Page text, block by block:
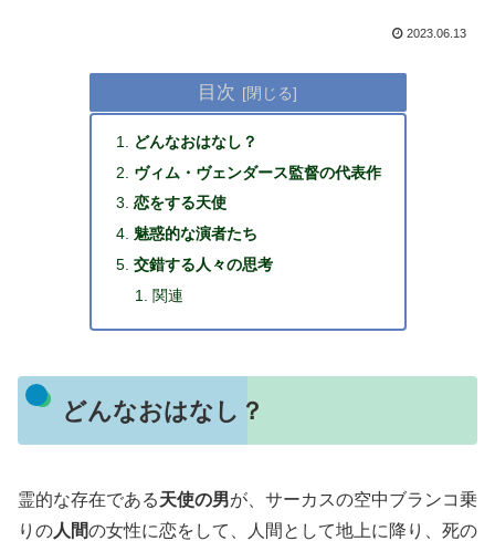
2023.06.13
目次
どんなおはなし？
ヴィム・ヴェンダース監督の代表作
恋をする天使
魅惑的な演者たち
交錯する人々の思考
関連
どんなおはなし？
霊的な存在である天使の男が、サーカスの空中ブランコ乗
りの人間の女性に恋をして、人間として地上に降り、死の